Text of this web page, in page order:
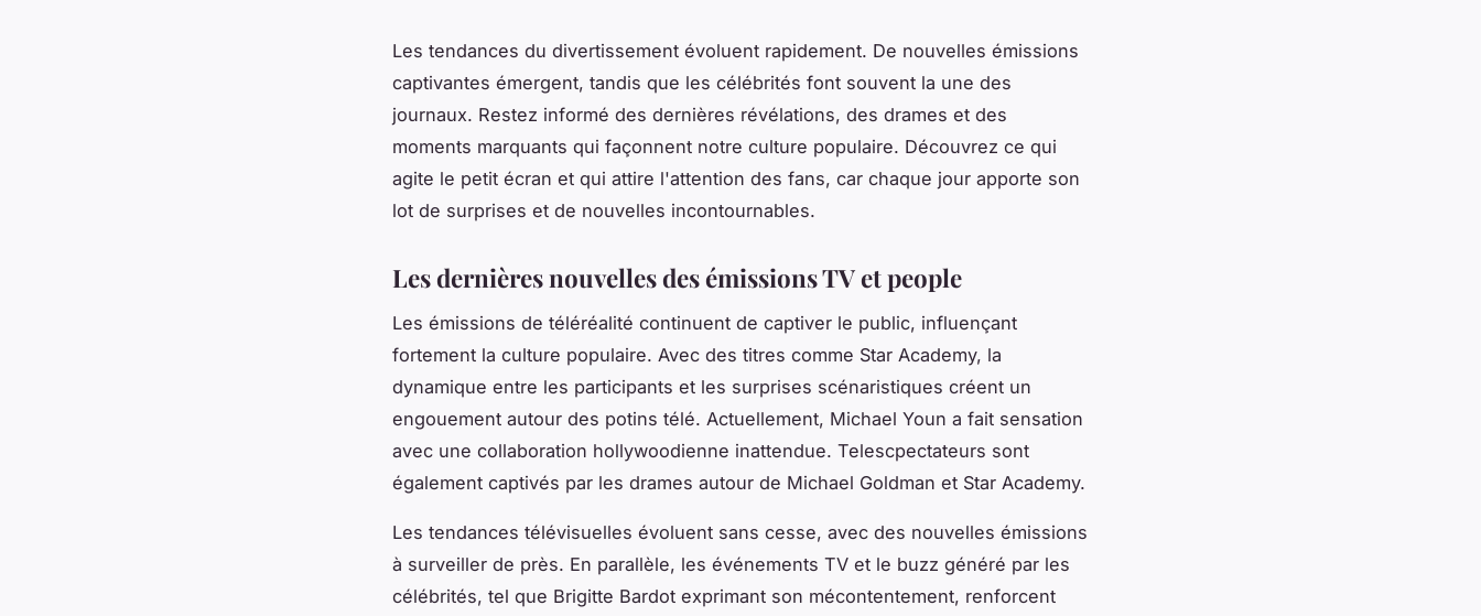
Les tendances du divertissement évoluent rapidement. De nouvelles émissions
captivantes émergent, tandis que les célébrités font souvent la une des
journaux. Restez informé des dernières révélations, des drames et des
moments marquants qui façonnent notre culture populaire. Découvrez ce qui
agite le petit écran et qui attire l'attention des fans, car chaque jour apporte son
lot de surprises et de nouvelles incontournables.
Les dernières nouvelles des émissions TV et people
Les émissions de téléréalité continuent de captiver le public, influençant
fortement la culture populaire. Avec des titres comme Star Academy, la
dynamique entre les participants et les surprises scénaristiques créent un
engouement autour des potins télé. Actuellement, Michael Youn a fait sensation
avec une collaboration hollywoodienne inattendue. Telescpectateurs sont
également captivés par les drames autour de Michael Goldman et Star Academy.
Les tendances télévisuelles évoluent sans cesse, avec des nouvelles émissions
à surveiller de près. En parallèle, les événements TV et le buzz généré par les
célébrités, tel que Brigitte Bardot exprimant son mécontentement, renforcent